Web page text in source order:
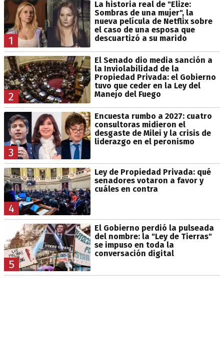
1
La historia real de "Elize:
Sombras de una mujer", la
nueva película de Netflix sobre
el caso de una esposa que
descuartizó a su marido
2
El Senado dio media sanción a
la Inviolabilidad de la
Propiedad Privada: el Gobierno
tuvo que ceder en la Ley del
Manejo del Fuego
3
Encuesta rumbo a 2027: cuatro
consultoras midieron el
desgaste de Milei y la crisis de
liderazgo en el peronismo
4
Ley de Propiedad Privada: qué
senadores votaron a favor y
cuáles en contra
5
El Gobierno perdió la pulseada
del nombre: la "Ley de Tierras"
se impuso en toda la
conversación digital